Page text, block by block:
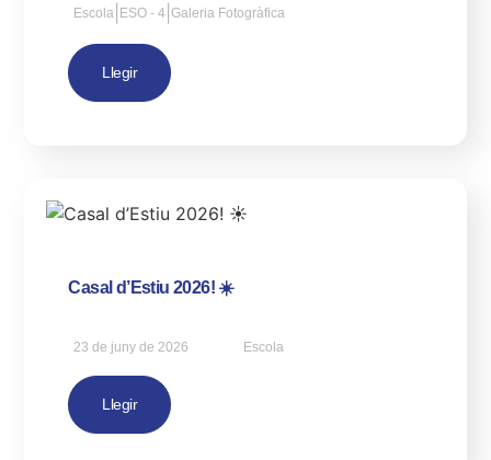
Escola ESO - 4 |Galeria Fotogràfica
Llegir
Casal d’Estiu 2026! ☀️
23 de juny de 2026 Escola
Llegir